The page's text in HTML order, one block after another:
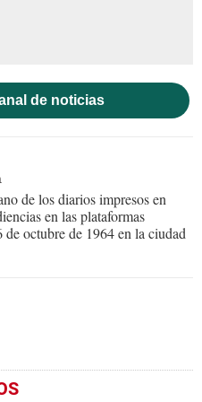
de noticias
de los diarios impresos en
en las plataformas
octubre de 1964 en la ciudad